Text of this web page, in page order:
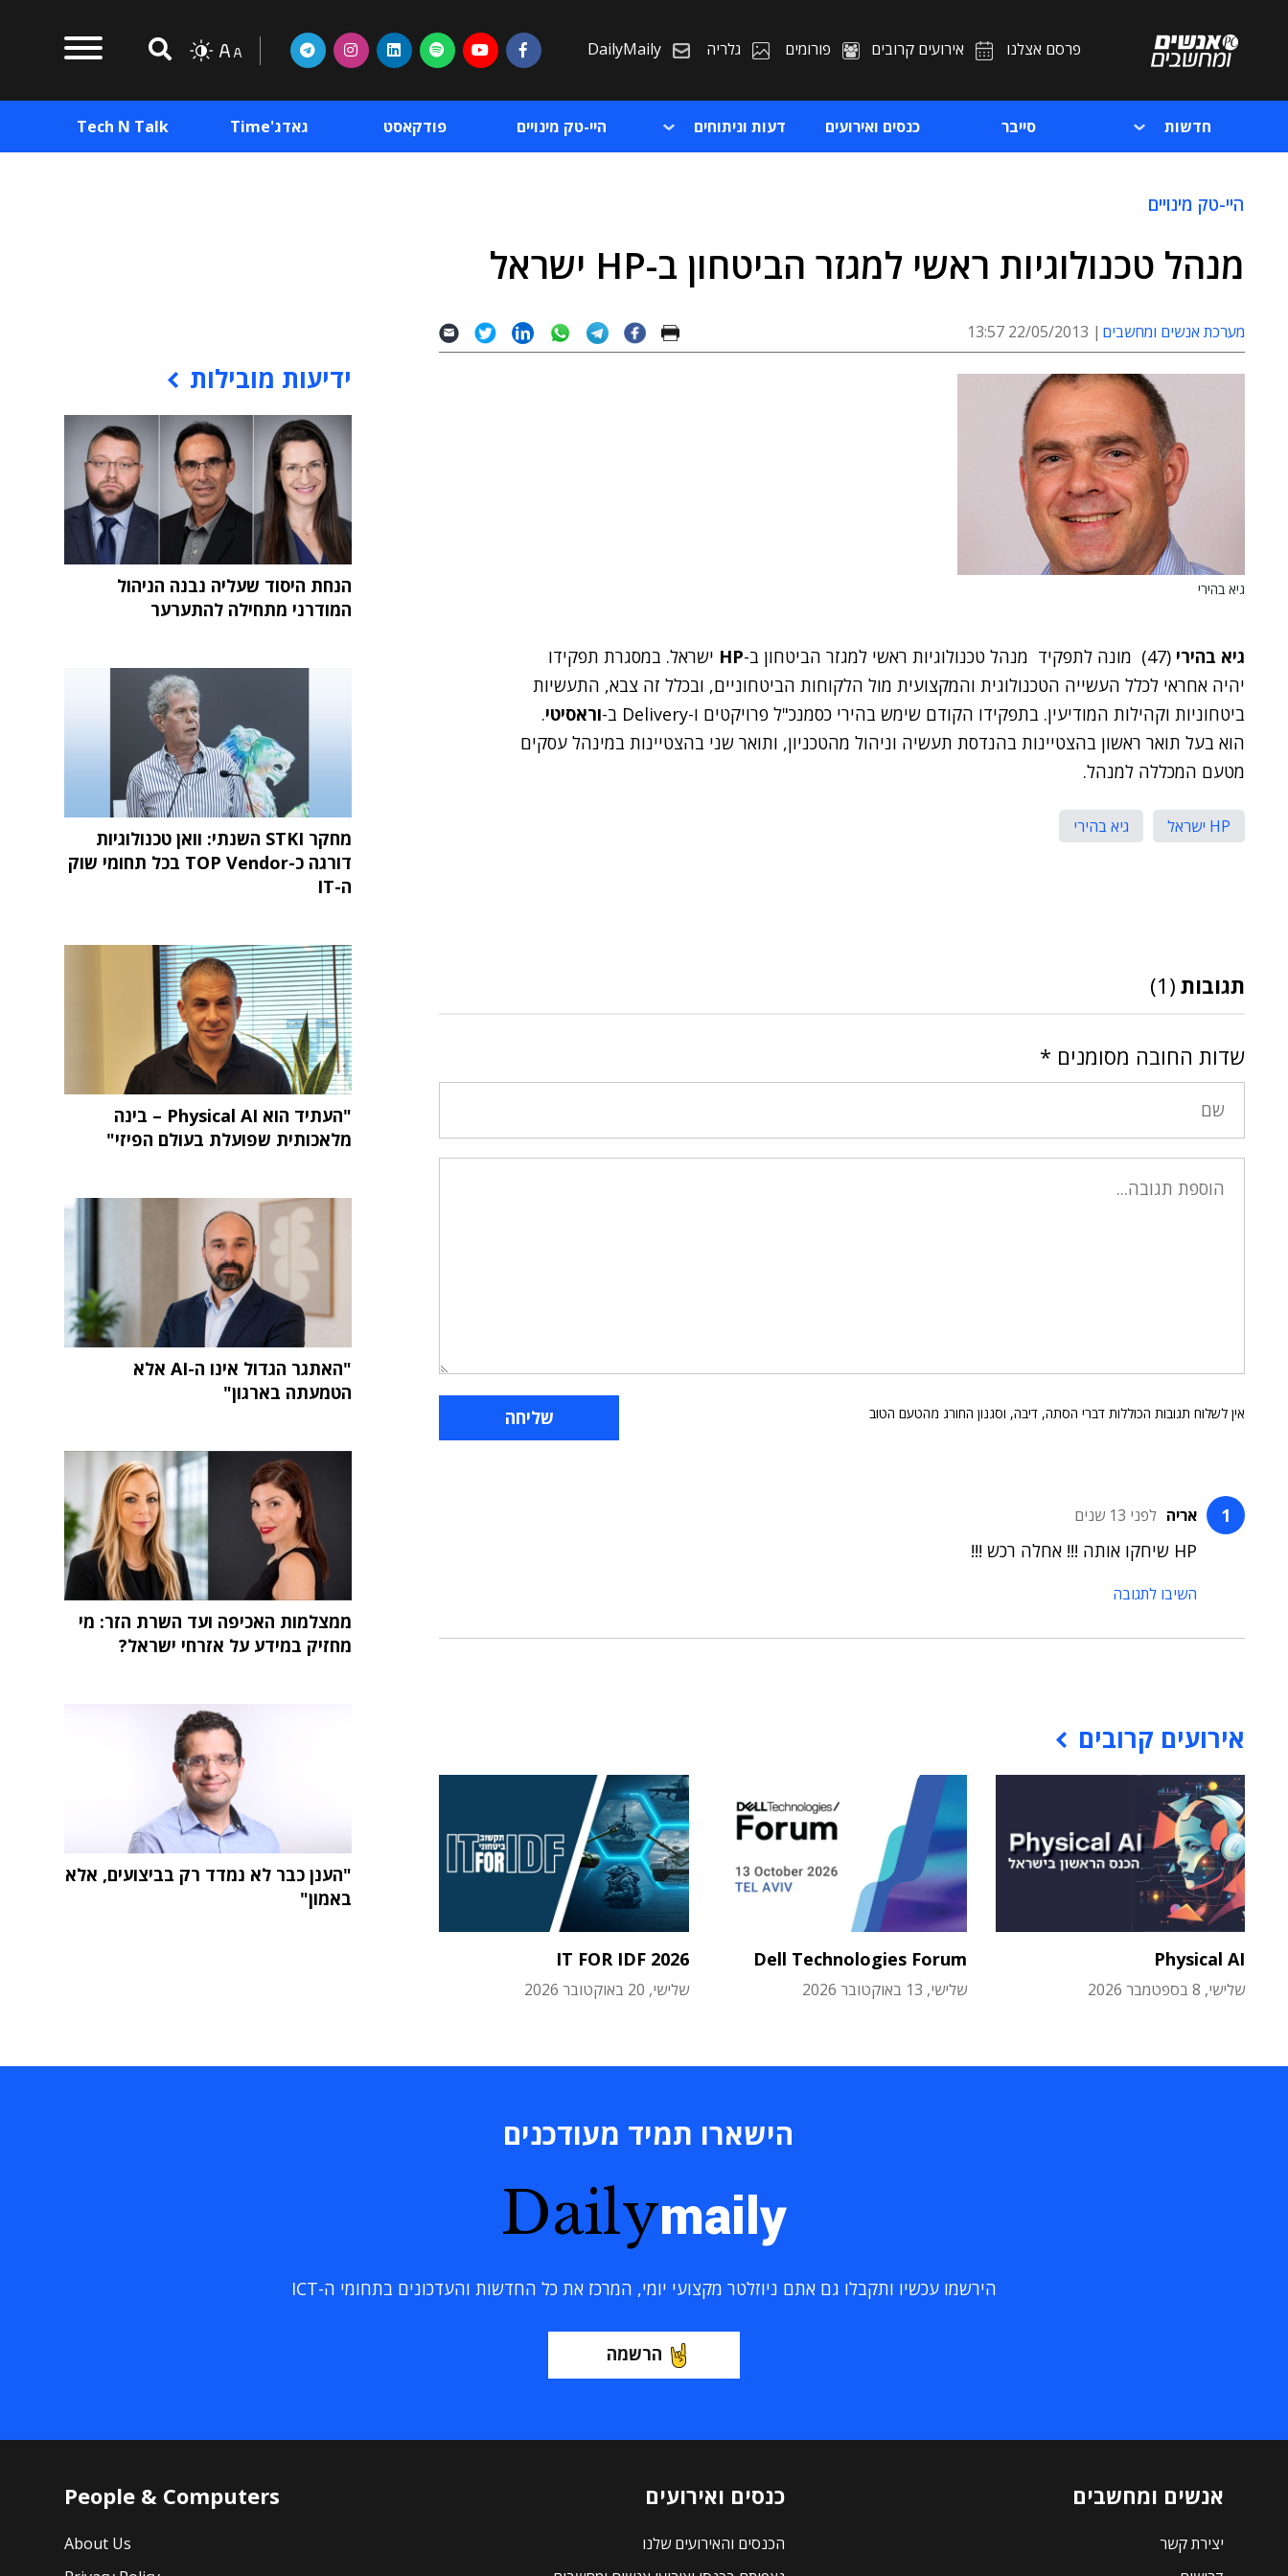
פרסם אצלנו אירועים קרובים פורומים גלריה DailyMaily
חדשות סייבר כנסים ואירועים דעות וניתוחים היי-טק מינויים פודקאסט גאדג'Time Tech N Talk
היי-טק מינויים
מנהל טכנולוגיות ראשי למגזר הביטחון ב-HP ישראל
מערכת אנשים ומחשבים 22/05/2013 13:57
גיא בהירי
גיא בהירי (47) מונה לתפקיד מנהל טכנולוגיות ראשי למגזר הביטחון ב- HP ישראל. במסגרת תפקידו
יהיה אחראי לכלל העשייה הטכנולוגית והמקצועית מול הלקוחות הביטחוניים, ובכלל זה צבא, התעשיות
ביטחוניות וקהילות המודיעין. בתפקידו הקודם שימש בהירי כסמנכ"ל פרויקטים ו-Delivery ב-
וראסיטי.
הוא בעל תואר ראשון בהצטיינות בהנדסת תעשיה וניהול מהטכניון, ותואר שני בהצטיינות במינהל עסקים
מטעם המכללה למנהל.
HP ישראל גיא בהירי
תגובות (1)
שדות החובה מסומנים *
אין לשלוח תגובות הכוללות דברי הסתה, דיבה, וסגנון החורג מהטעם הטוב
אריה לפני 13 שנים
HP שיחקו אותה !!! אחלה רכש !!!
השיבו לתגובה
אירועים קרובים
Physical AI
שלישי, 8 בספטמבר 2026
Dell Technologies Forum
שלישי, 13 באוקטובר 2026
IT FOR IDF 2026
שלישי, 20 באוקטובר 2026
ידיעות מובילות
הנחת היסוד שעליה נבנה הניהול
המודרני מתחילה להתערער
מחקר STKI השנתי: וואן טכנולוגיות
דורגה כ-TOP Vendor בכל תחומי שוק
ה-IT
"העתיד הוא Physical AI – בינה
מלאכותית שפועלת בעולם הפיזי"
"האתגר הגדול אינו ה-AI אלא
הטמעתה בארגון"
ממצלמות האכיפה ועד השרת הזר: מי
מחזיק במידע על אזרחי ישראל?
"הענן כבר לא נמדד רק בביצועים, אלא
באמון"
הישארו תמיד מעודכנים
Dailymaily
הירשמו עכשיו ותקבלו גם אתם ניוזלטר מקצועי יומי, המרכז את כל החדשות והעדכונים בתחומי ה-ICT
הרשמה
אנשים ומחשבים
יצירת קשר
כנסים ואירועים
הכנסים והאירועים שלנו
People & Computers
About Us